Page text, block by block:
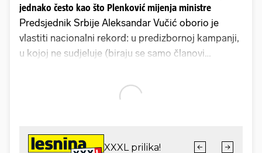
jednako često kao što Plenković mijenja ministre
Predsjednik Srbije Aleksandar Vučić oborio je
vlastiti nacionalni rekord: u predizbornoj kampanji,
u kojoj ne sudjeluje (biraju se samo članovi
Tijekom kampanje za prošle izbore iskočio je iz
hladnjaka; ovog puta iskače iz granica normale.
izgubi li njegova lista "Srbija ne sme da stane", na